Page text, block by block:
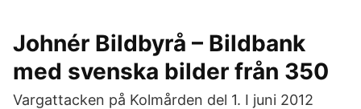
Johnér Bildbyrå – Bildbank
med svenska bilder från 350
Vargattacken på Kolmården del 1. I juni 2012